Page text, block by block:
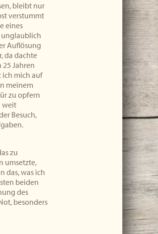
bleibt nur
verstummt
eines
unglaublich
Auflösung
da dachte
Jahren
ich mich auf
meinem
zu opfern
weit
Besuch,
zu
umsetzte,
das, was ich
beiden
des
besonders